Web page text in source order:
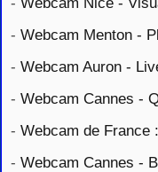
- Webcam Menton -
- Webcam Auron -
- Webcam Cannes -
- Webcam de France
- Webcam Cannes -